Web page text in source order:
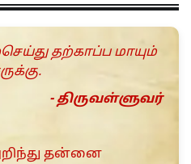
தற்காப்ப மாயும்
- திருவள்ளுவர்
தன்னை